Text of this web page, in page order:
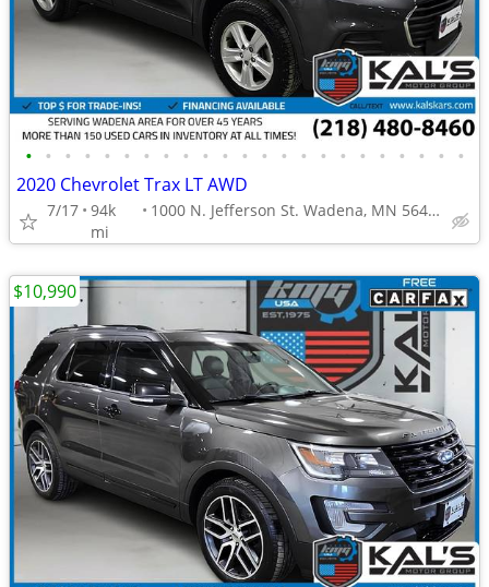
• • • • • • • • • • • • • • • • • • • • • • •
2020 Chevrolet Trax LT AWD
7/17 94k
mi
1000 N. Jefferson St. Wadena, MN 56482
$10,990